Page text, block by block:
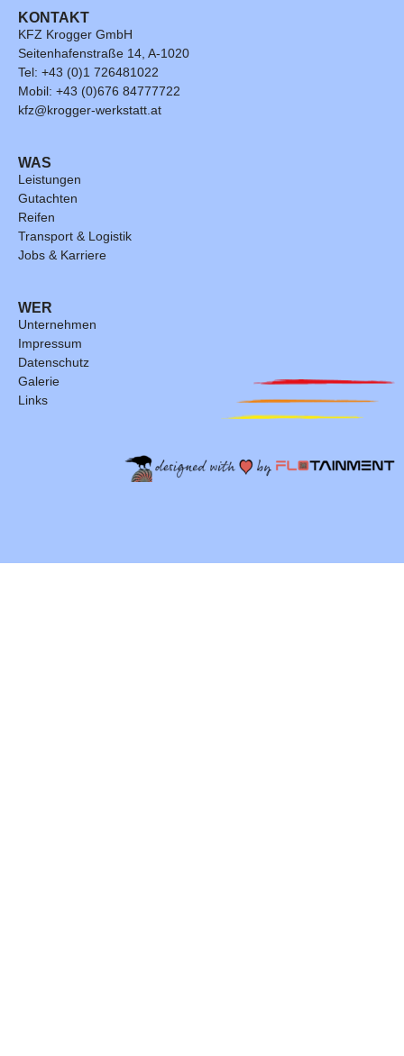
KONTAKT
KFZ Krogger GmbH
Seitenhafenstraße 14, A-1020
Tel: +43 (0)1 726481022
Mobil: +43 (0)676 84777722
kfz@krogger-werkstatt.at
WAS
Leistungen
Gutachten
Reifen
Transport & Logistik
Jobs & Karriere
WER
Unternehmen
Impressum
Datenschutz
Galerie
Links